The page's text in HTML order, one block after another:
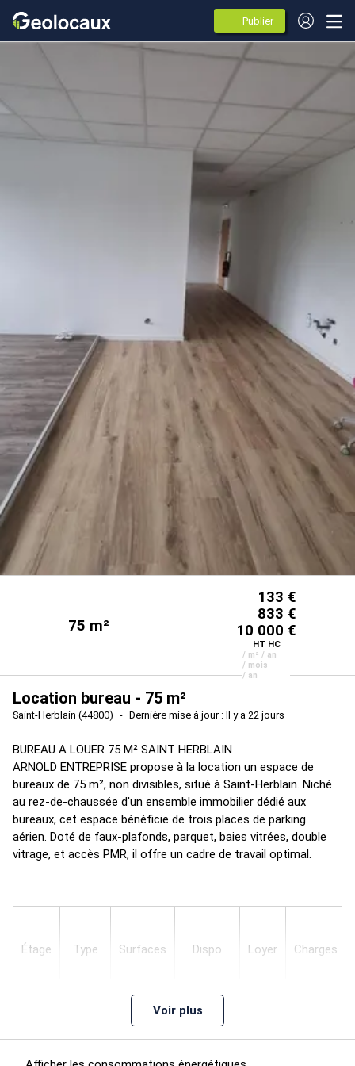
Publier
des
annonces
75 m²
133 €
833 €
10 000 €
HT HC
/ m² / an
/ mois
/ an
Location bureau - 75 m²
Saint-Herblain (44800) Dernière mise à jour : Il y a 22 jours
BUREAU A LOUER 75 M² SAINT HERBLAIN
ARNOLD ENTREPRISE propose à la location un espace de
bureaux de 75 m², non divisibles, situé à Saint-Herblain. Niché
au rez-de-chaussée d'un ensemble immobilier dédié aux
bureaux, cet espace bénéficie de trois places de parking
aérien. Doté de faux-plafonds, parquet, baies vitrées, double
vitrage, et accès PMR, il offre un cadre de travail optimal.
Étage Type Surfaces Dispo Loyer
Charges
Voir plus